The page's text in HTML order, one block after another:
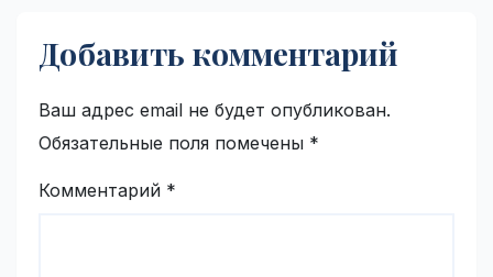
Добавить комментарий
Ваш адрес email не будет опубликован.
Обязательные поля помечены *
Комментарий *